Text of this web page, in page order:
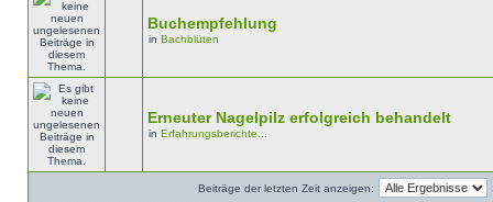
Buchempfehlung
in Bachblüten
Erneuter Nagelpilz erfolgreich behandelt
in Erfahrungsberichte...
Beiträge der letzten Zeit anzeigen: